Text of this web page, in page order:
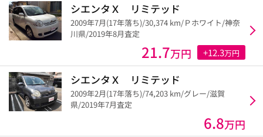
シエンタＸ リミテッド
2009年7月(17年落ち)/30,374 km/Ｐホワイト/神奈
川県/2019年8月査定
21.7万円 +12.3万円
シエンタＸ リミテッド
2009年2月(17年落ち)/74,203 km/グレー/滋賀
県/2019年7月査定
6.8万円